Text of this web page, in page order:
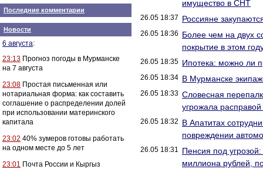
Последние комментарии
Новости
6 августа:
23:13 Прогноз погоды в Мурманске
на 7 августа
23:08 Простая письменная или
нотариальная форма: как составить
соглашение о распределении долей
при использовании материнского
капитала
23:02 40% зумеров готовы работать
на одном месте до 5 лет
23:01 Почта России и Кыргыз
имущество в СНТ
26.05 18:37 Россияне
26.05 18:36 Более чем на двух
покрытие в этом
26.05 18:35 Ипотека: можно ли
26.05 18:34 В Мурманске
26.05 18:33 Словесная
угрожала
26.05 18:32 В Апатитах
повреждении
26.05 18:31 Пенсия под
миллиона рублей,